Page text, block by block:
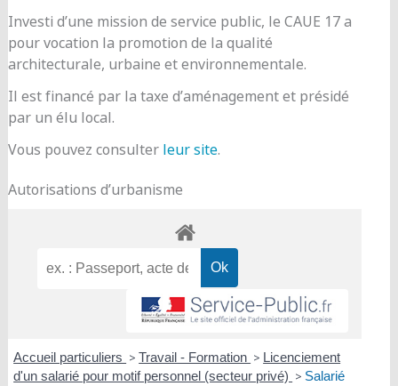
Investi d’une mission de service public, le CAUE 17 a
pour vocation la promotion de la qualité
architecturale, urbaine et environnementale.
Il est financé par la taxe d’aménagement et présidé
par un élu local.
Vous pouvez consulter leur site.
Autorisations d’urbanisme
Accueil particuliers > Travail - Formation > Licenciement
d'un salarié pour motif personnel (secteur privé) > Salarié